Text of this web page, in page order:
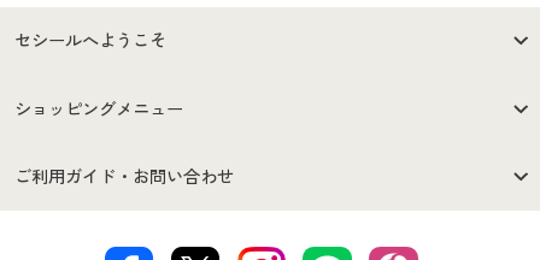
セシールへようこそ
はじめての方へ
セシールご利用規約
ショッピングメニュー
商品カテゴリ
ご利用ガイド・お問い合わせ